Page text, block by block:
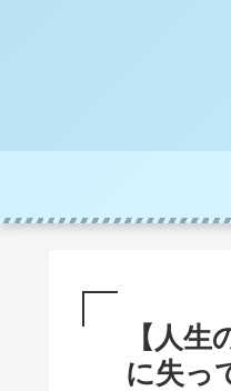
【人
に失っ